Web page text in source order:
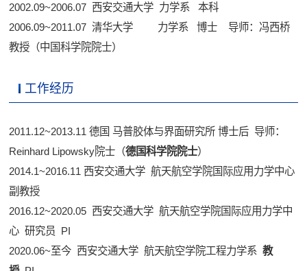
2002.09~2006.07 西安交通大学 力学系 本科
2006.09~2011.07 清华大学 力学系 博士 导师：冯西桥
教授（中国科学院院士）
工作经历
2011.12~2013.11 德国 马普胶体与界面研究所 博士后 导师：
Reinhard Lipowsky院士（德国科学院院士）
2014.1~2016.11 西安交通大学 航天航空学院国际应用力学中心
副教授
2016.12~2020.05 西安交通大学 航天航空学院国际应用力学中
心 研究员 PI
2020.06~至今 西安交通大学 航天航空学院工程力学系教